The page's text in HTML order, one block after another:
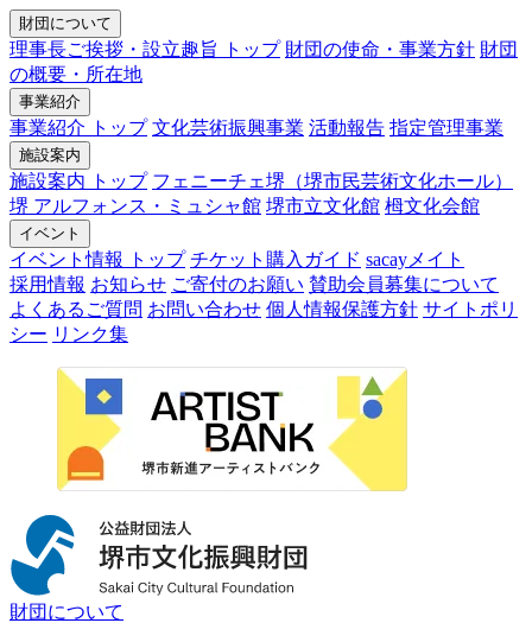
財団について
理事長ご挨拶・設立趣旨 トップ 財団の使命・事業方針 財団
の概要・所在地
事業紹介
事業紹介 トップ 文化芸術振興事業 活動報告 指定管理事業
施設案内
施設案内 トップ フェニーチェ堺（堺市民芸術文化ホール）
堺 アルフォンス・ミュシャ館 堺市立文化館 栂文化会館
イベント
イベント情報 トップ チケット購入ガイド sacayメイト
採用情報 お知らせ ご寄付のお願い 賛助会員募集について
よくあるご質問 お問い合わせ 個人情報保護方針 サイトポリ
シー リンク集
財団について